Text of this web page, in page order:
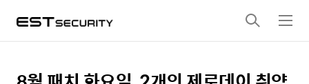
검
색
메
뉴
상
본